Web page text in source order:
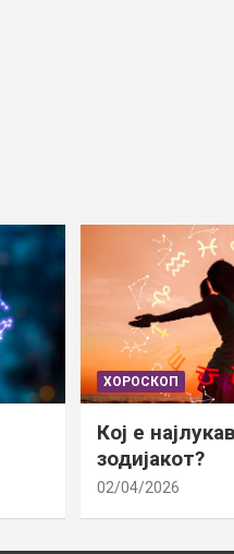
ХОРОСКОП
Кој е
зодијакот?
02/04/2026